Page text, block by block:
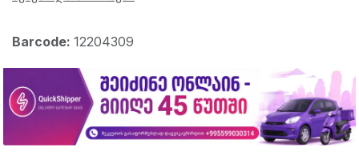
Barcode: 12204309